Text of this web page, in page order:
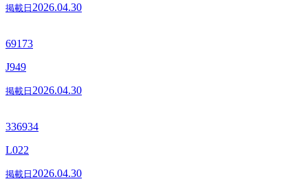
掲載日 2026.04.30
69173
J949
掲載日 2026.04.30
336934
L022
掲載日 2026.04.30